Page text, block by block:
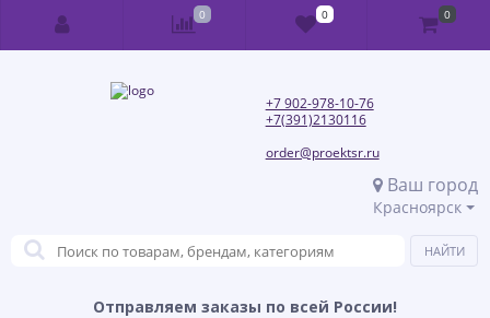
+7 902-978-10-76
+7(391)2130116
order@proektsr.ru
Ваш город
Красноярск
Отправляем заказы по всей России!
0 0 0